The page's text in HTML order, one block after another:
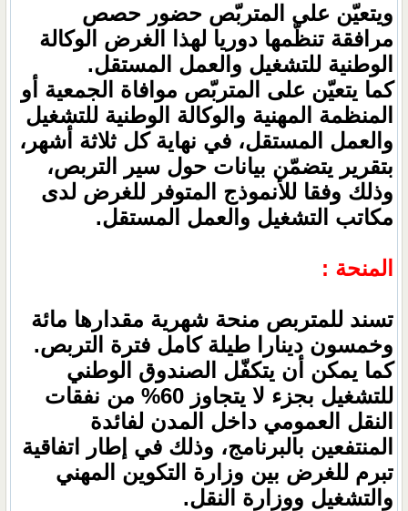
ويتعيّن على المتربّص حضور حصص
مرافقة تنظّمها دوريا لهذا الغرض الوكالة
الوطنية للتشغيل والعمل المستقل.
كما يتعيّن على المتربّص موافاة الجمعية أو
المنظمة المهنية والوكالة الوطنية للتشغيل
والعمل المستقل، في نهاية كل ثلاثة أشهر،
بتقرير يتضمّن بيانات حول سير التربص،
وذلك وفقا للأنموذج المتوفر للغرض لدى
مكاتب التشغيل والعمل المستقل.
المنحة :
تسند للمتربص منحة شهرية مقدارها مائة
وخمسون دينارا طيلة كامل فترة التربص.
كما يمكن أن يتكفّل الصندوق الوطني
للتشغيل بجزء لا يتجاوز 60% من نفقات
النقل العمومي داخل المدن لفائدة
المنتفعين بالبرنامج، وذلك في إطار اتفاقية
تبرم للغرض بين وزارة التكوين المهني
والتشغيل ووزارة النقل.